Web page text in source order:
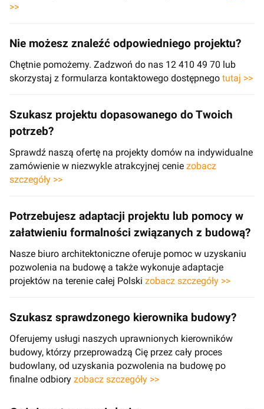
>>
Nie możesz znaleźć odpowiedniego projektu?
Chętnie pomożemy. Zadzwoń do nas 12 410 49 70 lub
skorzystaj z formularza kontaktowego dostępnego tutaj >>
Szukasz projektu dopasowanego do Twoich
potrzeb?
Sprawdź naszą ofertę na projekty domów na indywidualne
zamówienie w niezwykle atrakcyjnej cenie zobacz
szczegóły >>
Potrzebujesz adaptacji projektu lub pomocy w
załatwieniu formalności związanych z budową?
Nasze biuro architektoniczne oferuje pomoc w uzyskaniu
pozwolenia na budowę a także wykonuje adaptacje
projektów na terenie całej Polski zobacz szczegóły >>
Szukasz sprawdzonego kierownika budowy?
Oferujemy usługi naszych uprawnionych kierowników
budowy, którzy przeprowadzą Cię przez cały proces
budowlany, od uzyskania pozwolenia na budowę po
finalne odbiory zobacz szczegóły >>